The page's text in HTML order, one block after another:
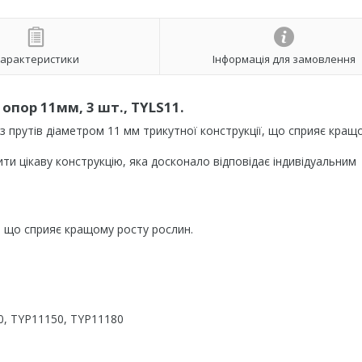
Інформація для замовлення
11мм, 3 шт., TYLS11.
діаметром 11 мм трикутної конструкції, що сприяє
цікаву конструкцію, яка досконало відповідає індивідуальним
що сприяє кращому росту рослин.
TYP11150, TYP11180